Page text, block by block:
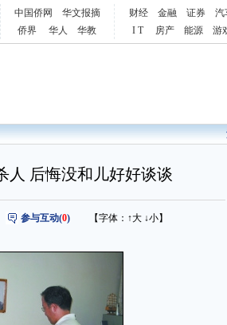
中国侨网
华文报摘
侨界
华人 华教
财经 金融 证券
汽
I T
房产 能源 游
人 后悔没和儿好好谈谈
参与互动(0) 【字体： ↑大 ↓小】